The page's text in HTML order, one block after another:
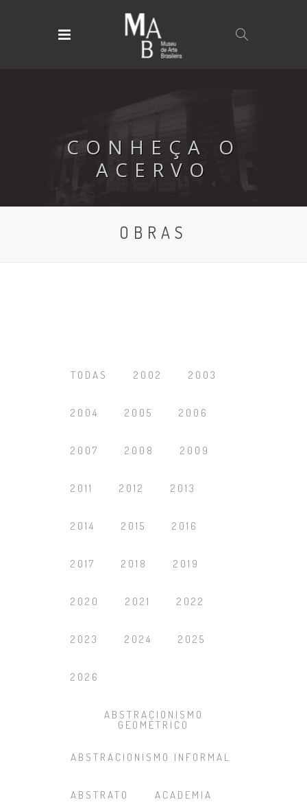
CONHEÇA O
ACERVO
OBRAS
TODAS 2002 2003
2004 2005 2006
2007 2008 2009
2011 2012 2013
2014 2015 2016
2017 2018 2019
2020 2021 2022
2023 2024 2025
2026
ABSTRACIONISMO
GEOMÉTRICO
ABSTRACIONISMO INFORMAL
ABSTRATO ACADEMIA